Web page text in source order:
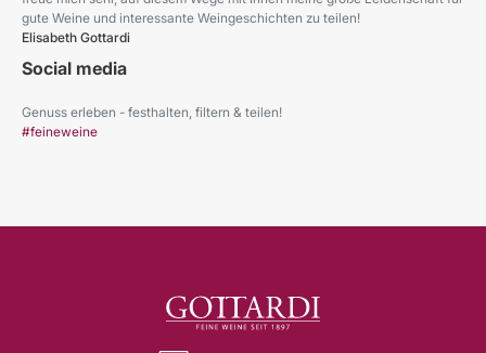
gute Weine und interessante Weingeschichten zu teilen!
Elisabeth Gottardi
Social media
Genuss erleben - festhalten, filtern & teilen!
#feineweine